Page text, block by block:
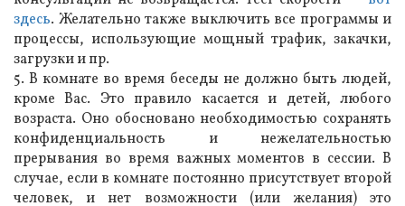
здесь. Желательно также выключить все программы и
процессы, использующие мощный трафик, закачки,
загрузки и пр.
5. В комнате во время беседы не должно быть людей,
кроме Вас. Это правило касается и детей, любого
возраста. Оно обосновано необходимостью сохранять
конфиденциальность и нежелательностью
прерывания во время важных моментов в сессии. В
случае, если в комнате постоянно присутствует второй
человек, и нет возможности (или желания) это